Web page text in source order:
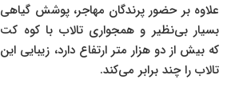
علاوه بر حضور پرندگان مهاجر، پوشش گیاهی
بسیار بی‌نظیر و همجواری تالاب با کوه کت
که بیش از دو هزار متر ارتفاع دارد، زیبایی این
تالاب را چند برابر می‌کند‌.